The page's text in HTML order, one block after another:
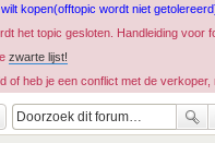
kopen(offtopic wordt niet
het topic gesloten. Handleiding voor
zwarte lijst!
of heb je een conflict met de